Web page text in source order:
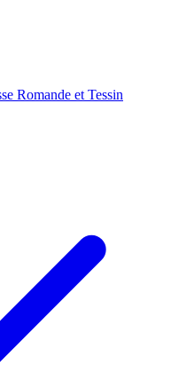
Romande et Tessin